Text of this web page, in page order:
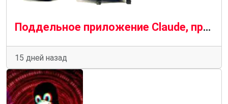
Поддельное приложение Claude, продвигаемое рекламой Bing, распространяет вредоносное ПО SectopRAT.
15 дней назад